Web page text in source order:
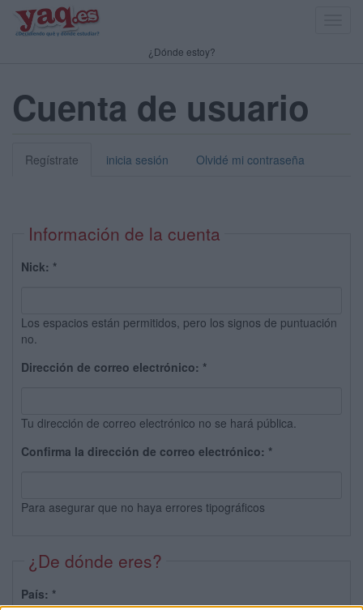
¿Dónde estoy?
Cuenta de usuario
Regístrate inicia sesión Olvidé mi contraseña
Información de la cuenta
Nick: *
Los espacios están permitidos, pero los signos de puntuación
no.
Dirección de correo electrónico: *
Tu dirección de correo electrónico no se hará pública.
Confirma la dirección de correo electrónico: *
Para asegurar que no haya errores tipográficos
¿De dónde eres?
País: *